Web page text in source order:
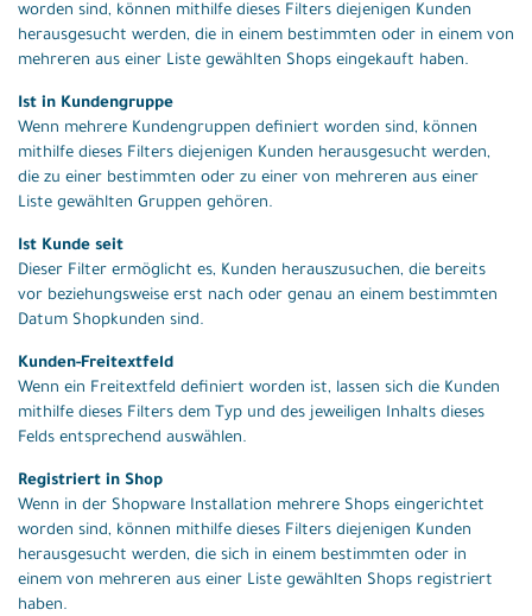
worden sind, können mithilfe dieses Filters diejenigen Kunden
herausgesucht werden, die in einem bestimmten oder in einem von
mehreren aus einer Liste gewählten Shops eingekauft haben.
Ist in Kundengruppe
Wenn mehrere Kundengruppen definiert worden sind, können
mithilfe dieses Filters diejenigen Kunden herausgesucht werden,
die zu einer bestimmten oder zu einer von mehreren aus einer
Liste gewählten Gruppen gehören.
Ist Kunde seit
Dieser Filter ermöglicht es, Kunden herauszusuchen, die bereits
vor beziehungsweise erst nach oder genau an einem bestimmten
Datum Shopkunden sind.
Kunden-Freitextfeld
Wenn ein Freitextfeld definiert worden ist, lassen sich die Kunden
mithilfe dieses Filters dem Typ und des jeweiligen Inhalts dieses
Felds entsprechend auswählen.
Registriert in Shop
Wenn in der Shopware Installation mehrere Shops eingerichtet
worden sind, können mithilfe dieses Filters diejenigen Kunden
herausgesucht werden, die sich in einem bestimmten oder in
einem von mehreren aus einer Liste gewählten Shops registriert
haben.